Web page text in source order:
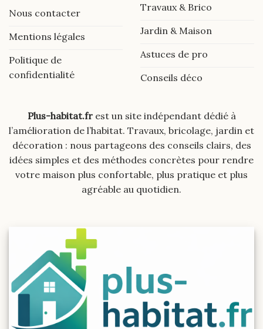
Nous contacter
Mentions légales
Politique de
confidentialité
Travaux & Brico
Jardin & Maison
Astuces de pro
Conseils déco
Plus-habitat.frest un site indépendant dédié à
l’amélioration de l’habitat. Travaux, bricolage, jardin et
décoration : nous partageons des conseils clairs, des
idées simples et des méthodes concrètes pour rendre
votre maison plus confortable, plus pratique et plus
agréable au quotidien.